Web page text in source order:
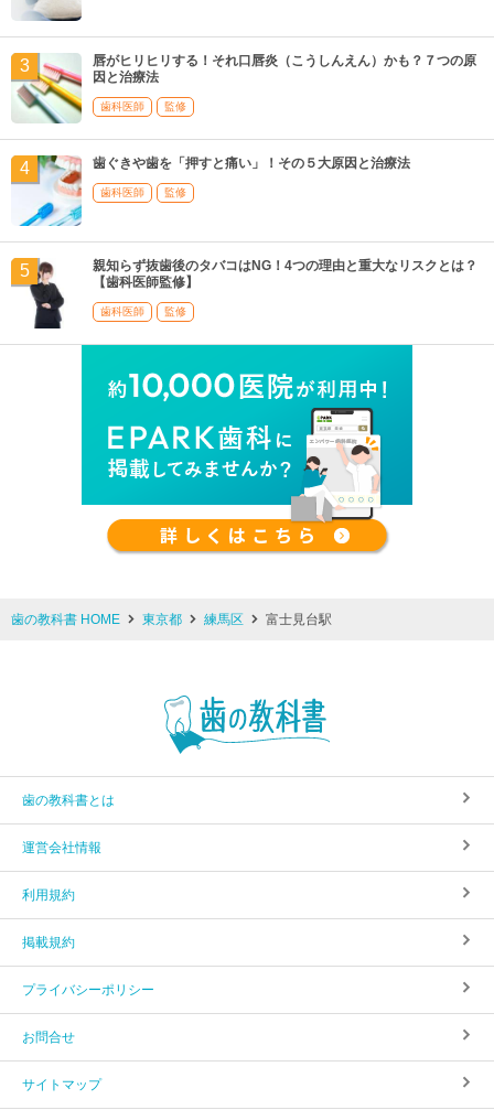
唇がヒリヒリする！それ口唇炎（こうしんえん）かも？７つの原
因と治療法
歯科医師 監修
歯ぐきや歯を「押すと痛い」！その５大原因と治療法
歯科医師 監修
親知らず抜歯後のタバコはNG！4つの理由と重大なリスクとは？
【歯科医師監修】
歯科医師 監修
歯の教科書 HOME 東京都 練馬区 富士見台駅
歯の教科書とは
運営会社情報
利用規約
掲載規約
プライバシーポリシー
お問合せ
サイトマップ